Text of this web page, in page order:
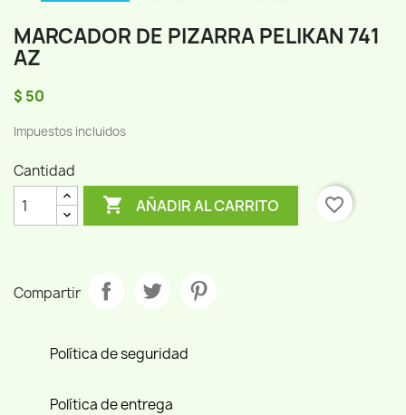
MARCADOR DE PIZARRA PELIKAN 741
AZ
$ 50
Impuestos incluidos
Cantidad
 AÑADIR AL CARRITO favorite_border
Compartir
Política de seguridad
Política de entrega